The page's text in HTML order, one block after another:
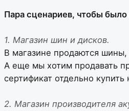
Пара сценариев, чтобы
1. Магазин шин и дисков.
В магазине продаются
А еще мы хотим продавать
сертификат отдельно купить
2. Магазин производителя